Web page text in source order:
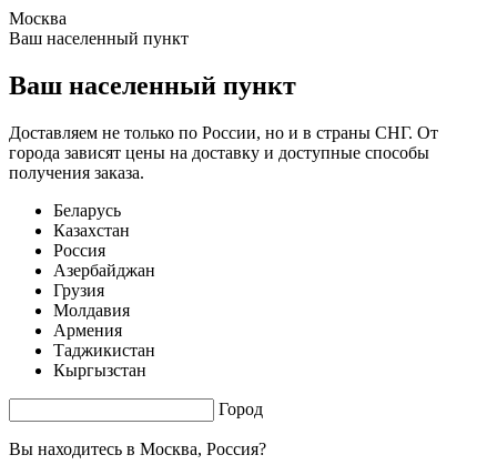
Москва
Ваш населенный пункт
Ваш населенный пункт
Доставляем не только по России, но и в страны СНГ. От
города зависят цены на доставку и доступные способы
получения заказа.
Беларусь
Казахстан
Россия
Азербайджан
Грузия
Молдавия
Армения
Таджикистан
Кыргызстан
Город
Вы находитесь в Москва, Россия?